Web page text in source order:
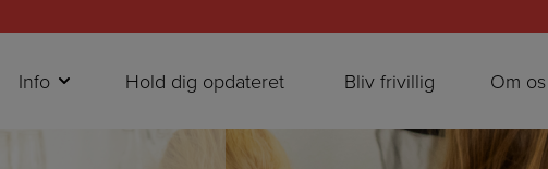
Info Hold dig opdateret Bliv frivillig Om os